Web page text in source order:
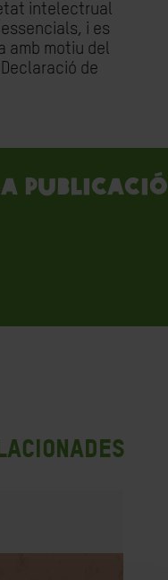
intelectrual
i es
amb motiu del
de
publicació